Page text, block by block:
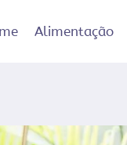
Alimentação